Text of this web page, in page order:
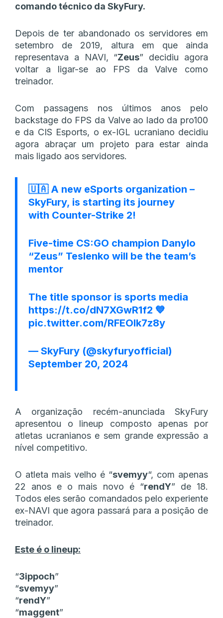
comando técnico da SkyFury.
Depois de ter abandonado os servidores em
setembro de 2019, altura em que ainda
representava a NAVI, “Zeus” decidiu agora
voltar a ligar-se ao FPS da Valve como
treinador.
Com passagens nos últimos anos pelo
backstage do FPS da Valve ao lado da pro100
e da CIS Esports, o ex-IGL ucraniano decidiu
agora abraçar um projeto para estar ainda
mais ligado aos servidores.
🇺🇦 A new eSports organization –
SkyFury, is starting its journey
with Counter-Strike 2!
Five-time CS:GO champion Danylo
“Zeus” Teslenko will be the team’s
mentor
The title sponsor is sports media
https://t.co/dN7XGwR1f2 💙
pic.twitter.com/RFEOIk7z8y
— SkyFury (@skyfuryofficial)
September 20, 2024
A organização recém-anunciada SkyFury
apresentou o lineup composto apenas por
atletas ucranianos e sem grande expressão a
nível competitivo.
O atleta mais velho é “svemyy“, com apenas
22 anos e o mais novo é “rendY” de 18.
Todos eles serão comandados pelo experiente
ex-NAVI que agora passará para a posição de
treinador.
Este é o lineup:
“3ippoch”
“svemyy”
“rendY”
“maggent”